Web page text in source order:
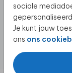
sociale
Je kunt jouw
ons ons